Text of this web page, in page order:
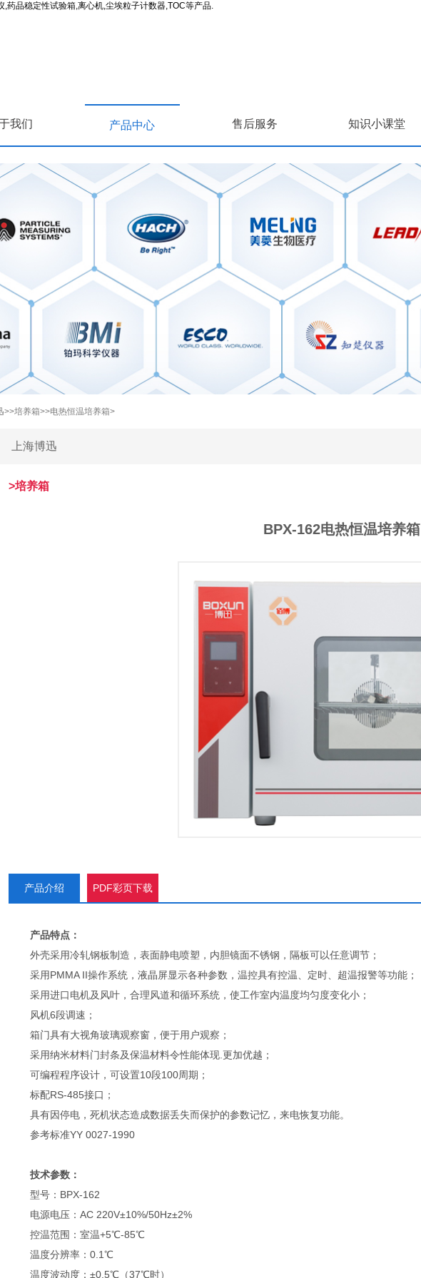
药品稳定性试验箱,离心机,尘埃粒子计数器,TOC等产品.
我们 产品中心 售后服务 知识小课堂
>>培养箱>>电热恒温培养箱>
上海博迅
>培养箱
BPX-162电热恒温培养箱
产品介绍 PDF彩页下载
产品特点：
外壳采用冷轧钢板制造，表面静电喷塑，内胆镜面不锈钢，隔板可以任意调节；
采用PMMA II操作系统，液晶屏显示各种参数，温控具有控温、定时、超温报警等功能；
采用进口电机及风叶，合理风道和循环系统，使工作室内温度均匀度变化小；
风机6段调速；
箱门具有大视角玻璃观察窗，便于用户观察；
采用纳米材料门封条及保温材料令性能体现.更加优越；
可编程程序设计，可设置10段100周期；
标配RS-485接口；
具有因停电，死机状态造成数据丢失而保护的参数记忆，来电恢复功能。
参考标准YY 0027-1990
技术参数：
型号：BPX-162
电源电压：AC 220V±10%/50Hz±2%
控温范围：室温+5℃-85℃
温度分辨率：0.1℃
温度波动度：±0.5℃（37℃时）